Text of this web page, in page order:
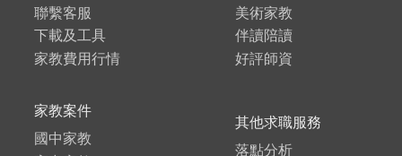
聯繫客服
下載及工具
家教費用行情
美術家教
伴讀陪讀
好評師資
家教案件
國中家教
其他求職服務
落點分析